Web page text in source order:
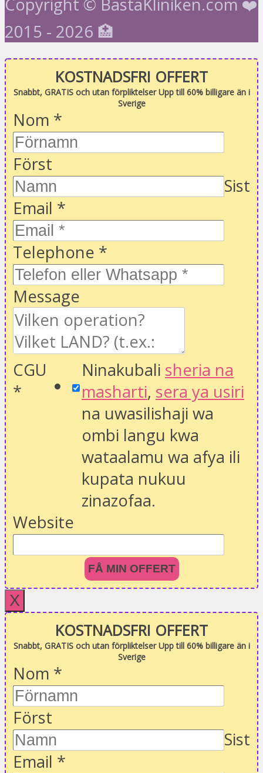
2015 - 2026 🏥
KOSTNADSFRI OFFERT
Snabbt, GRATIS och utan förpliktelser Upp till 60% billigare än i
Sverige
Nom *
Först
Sist
Email *
Telephone *
Message
CGU
*
Ninakubali sheria na
masharti, sera ya usiri
na uwasilishaji wa
ombi langu kwa
wataalamu wa afya ili
kupata nukuu
zinazofaa.
Website
FÅ MIN OFFERT
X
KOSTNADSFRI OFFERT
Snabbt, GRATIS och utan förpliktelser Upp till 60% billigare än i
Sverige
Nom *
Först
Sist
Email *